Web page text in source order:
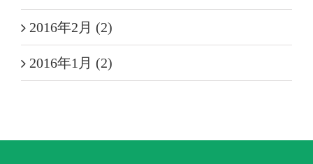
2016年2月 (2)
2016年1月 (2)